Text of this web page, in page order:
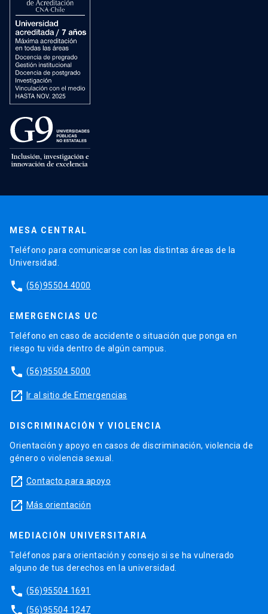
MESA CENTRAL
Teléfono para comunicarse con las distintas áreas de la
Universidad.
phone (56)95504 4000
EMERGENCIAS UC
Teléfono en caso de accidente o situación que ponga en
riesgo tu vida dentro de algún campus.
phone (56)95504 5000
launch Ir al sitio de Emergencias
DISCRIMINACIÓN Y VIOLENCIA
Orientación y apoyo en casos de discriminación, violencia de
género o violencia sexual.
launch Contacto para apoyo
launch Más orientación
MEDIACIÓN UNIVERSITARIA
Teléfonos para orientación y consejo si se ha vulnerado
alguno de tus derechos en la universidad.
phone (56)95504 1691
phone (56)95504 1247